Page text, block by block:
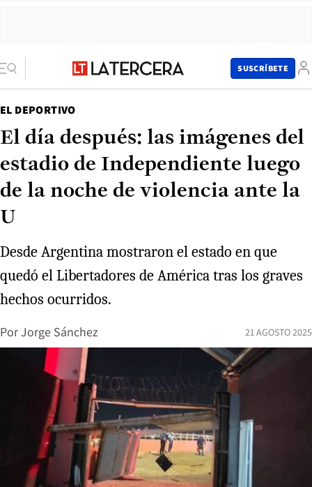
SUSCRÍBETE
EL DEPORTIVO
El día después: las imágenes del
estadio de Independiente luego
de la noche de violencia ante la
U
Desde Argentina mostraron el estado en que
quedó el Libertadores de América tras los graves
hechos ocurridos.
PorJorge Sánchez 21 AGOSTO 2025